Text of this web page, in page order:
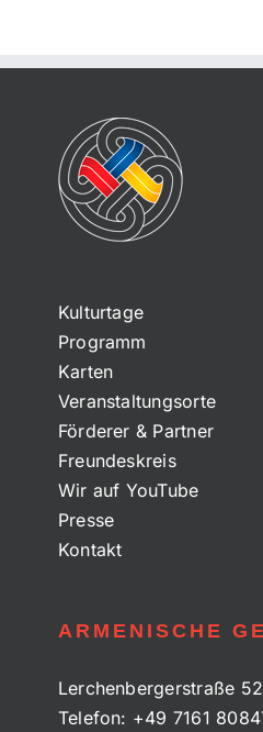
Kulturtage
Programm
Karten
Veranstaltungsorte
Förderer & Partner
Freundeskreis
Wir auf YouTube
Presse
Kontakt
ARMENISCHE
Lerchenbergerstraße
Telefon: +49 7161